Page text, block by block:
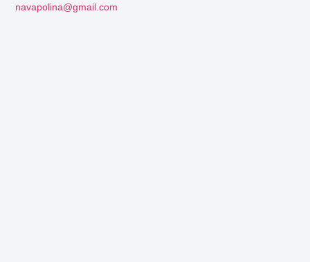
navapolina@gmail.com